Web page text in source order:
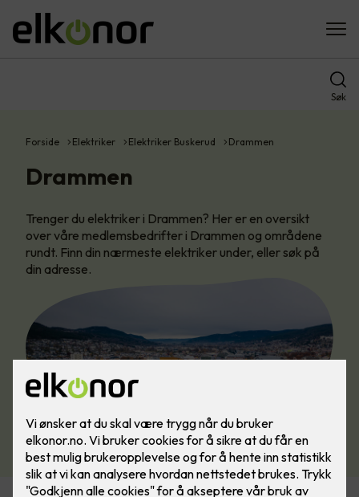
Søk
Forside Elektriker Elektriker Buskerud Drammen
Drammen
Trenger du elektriker i Drammen? Her er en oversikt
over våre medlemsbedrifter i Drammen og områdene
rundt. Finn din nærmeste elektriker under, eller søk på
din adresse.